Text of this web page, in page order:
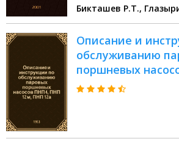
Бикташев
Описание и
обслуживанию
поршневых
12 м, ПНП 12а,